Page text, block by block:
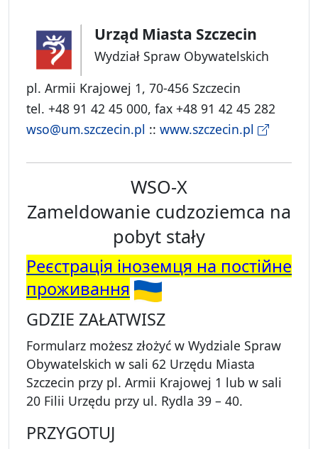
Urząd Miasta Szczecin
Wydział Spraw Obywatelskich
pl. Armii Krajowej 1, 70-456 Szczecin
tel. +48 91 42 45 000, fax +48 91 42 45 282
wso@um.szczecin.pl :: www.szczecin.pl
WSO-X
Zameldowanie cudzoziemca na
pobyt stały
Реєстрація іноземця на постійне
проживання
GDZIE ZAŁATWISZ
Formularz możesz złożyć w Wydziale Spraw
Obywatelskich w sali 62 Urzędu Miasta
Szczecin przy pl. Armii Krajowej 1 lub w sali
20 Filii Urzędu przy ul. Rydla 39 – 40.
PRZYGOTUJ